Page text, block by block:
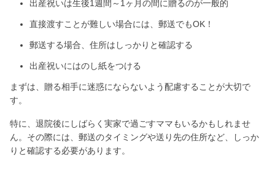
出産祝いは生後1週間～1ヶ月の間に贈るのが一般的
直接渡すことが難しい場合には、郵送でもOK！
郵送する場合、住所はしっかりと確認する
出産祝いにはのし紙をつける
まずは、贈る相手に迷惑にならないよう配慮することが大切で
す。
特に、退院後にしばらく実家で過ごすママもいるかもしれませ
ん。その際には、郵送のタイミングや送り先の住所など、しっか
りと確認する必要があります。